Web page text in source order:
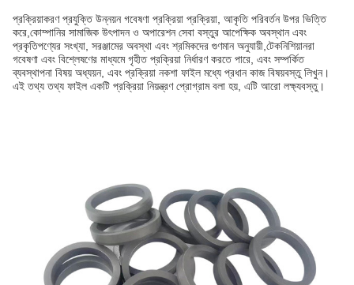
প্রক্রিয়াকরণ প্রযুক্তি উন্নয়ন গবেষণা প্রক্রিয়া প্রক্রিয়া, আকৃতি পরিবর্তন উপর ভিত্তি
করে,কোম্পানির সামাজিক উৎপাদন ও অপারেশন সেবা বস্তুর আপেক্ষিক অবস্থান এবং
প্রকৃতিপণ্যের সংখ্যা, সরঞ্জামের অবস্থা এবং শ্রমিকদের গুণমান অনুযায়ী,টেকনিশিয়ানরা
গবেষণা এবং বিশ্লেষণের মাধ্যমে গৃহীত প্রক্রিয়া নির্ধারণ করতে পারে, এবং সম্পর্কিত
ব্যবস্থাপনা বিষয় অধ্যয়ন, এবং প্রক্রিয়া নকশা ফাইল মধ্যে প্রধান কাজ বিষয়বস্তু লিখুন।
এই তথ্য তথ্য ফাইল একটি প্রক্রিয়া নিয়ন্ত্রণ প্রোগ্রাম বলা হয়, এটি আরো লক্ষ্যবস্তু।